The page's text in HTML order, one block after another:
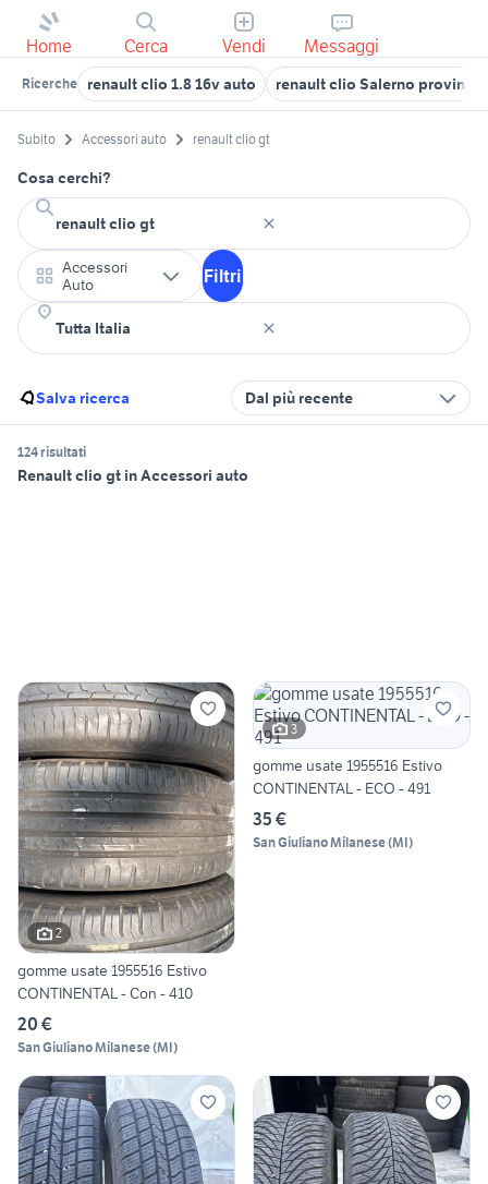
Home Cerca Vendi Messaggi
Ricerche renault clio 1.8 16v auto renault clio Salerno provincia
Subito Accessori auto renault clio gt
Cosa cerchi?
Accessori
Auto
Filtri
Salva ricerca Dal più recente
124 risultati
Renault clio gt in Accessori auto
2
gomme usate 1955516 Estivo
CONTINENTAL - Con - 410
20 €
San Giuliano Milanese(MI)
3
gomme usate 1955516 Estivo
CONTINENTAL - ECO - 491
35 €
San Giuliano Milanese(MI)